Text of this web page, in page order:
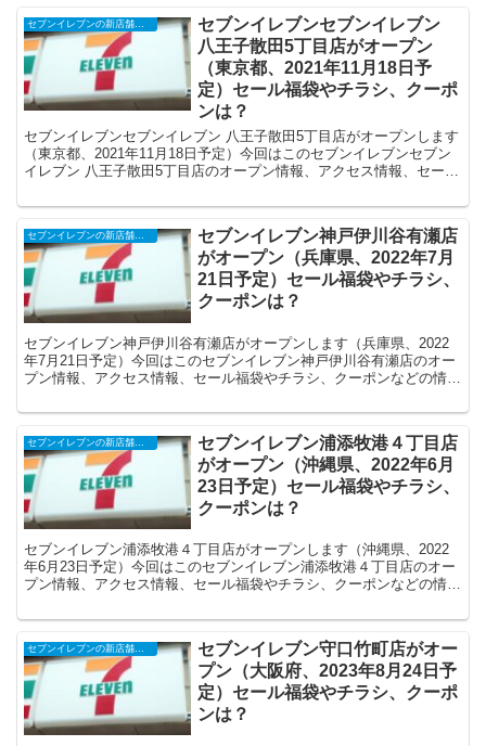
セブンイレブンの新店舗開店予定・オープンセール（福袋）、クーポンなど
セブンイレブンセブンイレブン
八王子散田5丁目店がオープン
（東京都、2021年11月18日予
定）セール福袋やチラシ、クーポ
ンは？
セブンイレブンセブンイレブン 八王子散田5丁目店がオープンします
（東京都、2021年11月18日予定）今回はこのセブンイレブンセブン
イレブン 八王子散田5丁目店のオープン情報、アクセス情報、セール
セブンイレブンの新店舗開店予定・オープンセール（福袋）、クーポンなど
セブンイレブン神戸伊川谷有瀬店
がオープン（兵庫県、2022年7月
21日予定）セール福袋やチラシ、
クーポンは？
セブンイレブン神戸伊川谷有瀬店がオープンします（兵庫県、2022
年7月21日予定）今回はこのセブンイレブン神戸伊川谷有瀬店のオー
プン情報、アクセス情報、セール福袋やチラシ、クーポンなどの情報
セブンイレブン浦添牧港４丁目店
がオープン（沖縄県、2022年6月
23日予定）セール福袋やチラシ、
クーポンは？
セブンイレブン浦添牧港４丁目店がオープンします（沖縄県、2022
年6月23日予定）今回はこのセブンイレブン浦添牧港４丁目店のオー
プン情報、アクセス情報、セール福袋やチラシ、クーポンなどの情報
セブンイレブンの新店舗開店予定・オープンセール（福袋）、クーポンなど
セブンイレブン守口竹町店がオー
プン（大阪府、2023年8月24日予
定）セール福袋やチラシ、クーポ
ンは？